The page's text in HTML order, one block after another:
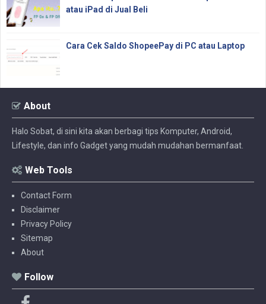
atau iPad di Jual Beli
Cara Cek Saldo ShopeePay di PC atau Laptop
About
Halo Sobat, di sini kita akan berbagi tips Komputer, Android,
Lifestyle, dan info Gadget yang mudah mudahan bermanfaat.
Web Tools
Contact Form
Disclaimer
Privacy Policy
Sitemap
About
Follow